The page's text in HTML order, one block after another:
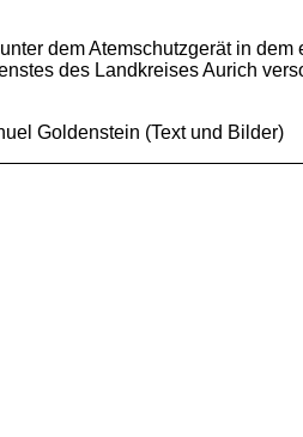
dem Atemschutzgerät in
des Landkreises Aurich
Goldenstein (Text und Bilder)